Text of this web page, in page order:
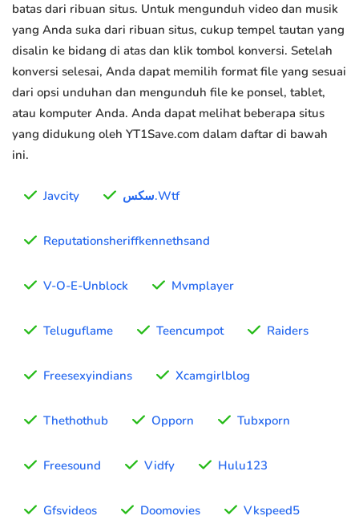
batas dari ribuan situs. Untuk mengunduh video dan musik
yang Anda suka dari ribuan situs, cukup tempel tautan yang
disalin ke bidang di atas dan klik tombol konversi. Setelah
konversi selesai, Anda dapat memilih format file yang sesuai
dari opsi unduhan dan mengunduh file ke ponsel, tablet,
atau komputer Anda. Anda dapat melihat beberapa situs
yang didukung oleh YT1Save.com dalam daftar di bawah
ini.
Javcity سكس.Wtf
Reputationsheriffkennethsand
V-O-E-Unblock Mvmplayer
Teluguflame Teencumpot Raiders
Freesexyindians Xcamgirlblog
Thethothub Opporn Tubxporn
Freesound Vidfy Hulu123
Gfsvideos Doomovies Vkspeed5